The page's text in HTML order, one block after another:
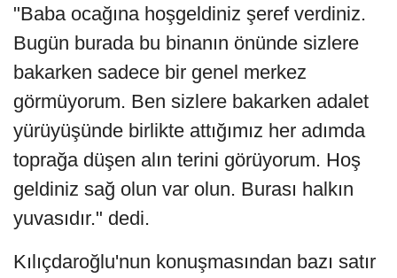
"Baba ocağına hoşgeldiniz şeref verdiniz.
Bugün burada bu binanın önünde sizlere
bakarken sadece bir genel merkez
görmüyorum. Ben sizlere bakarken adalet
yürüyüşünde birlikte attığımız her adımda
toprağa düşen alın terini görüyorum. Hoş
geldiniz sağ olun var olun. Burası halkın
yuvasıdır." dedi.
Kılıçdaroğlu'nun konuşmasından bazı satır